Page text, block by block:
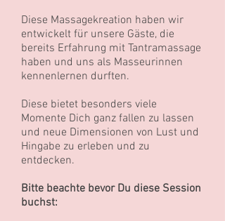
Diese Massagekreation haben wir
entwickelt für unsere Gäste, die
bereits Erfahrung mit Tantramassage
haben und uns als Masseurinnen
kennenlernen durften.
Diese bietet besonders viele
Momente Dich ganz fallen zu lassen
und neue Dimensionen von Lust und
Hingabe zu erleben und zu
entdecken.
Bitte beachte bevor Du diese Session
buchst: